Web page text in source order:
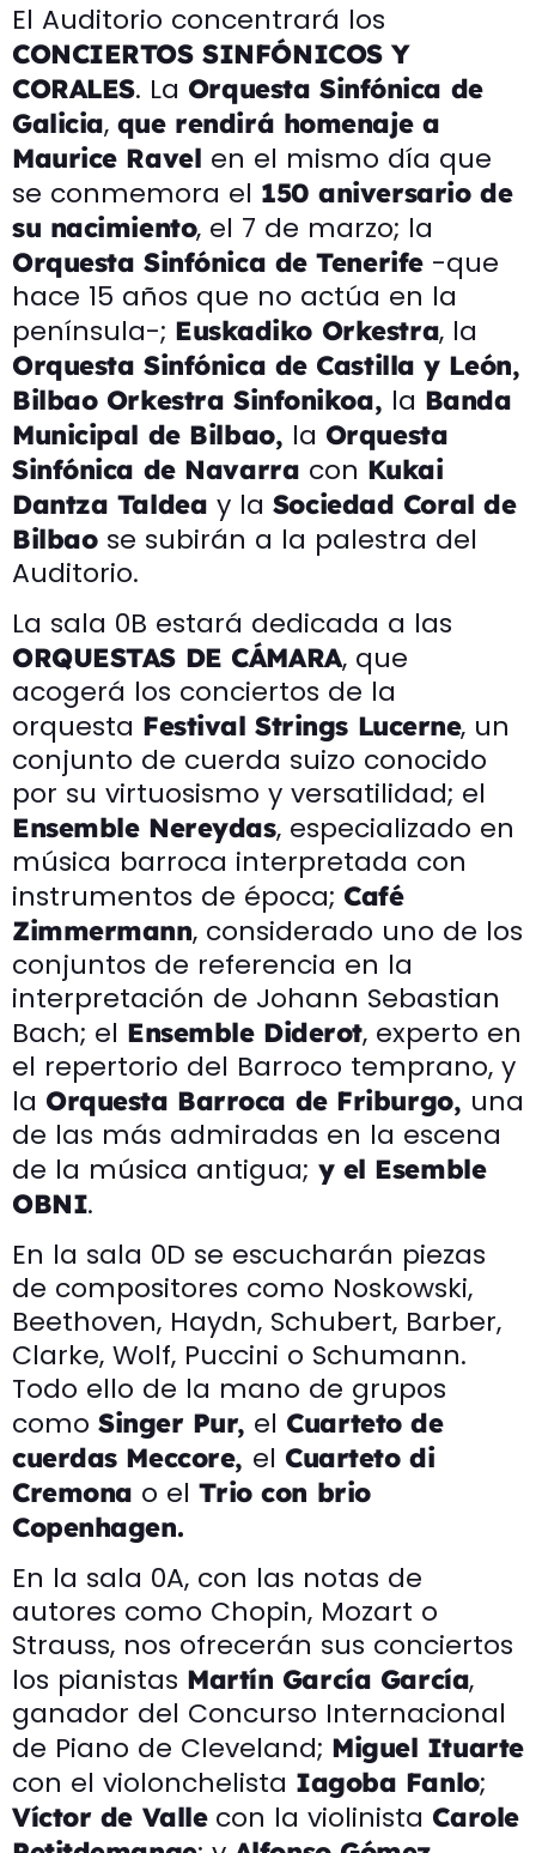
El Auditorio concentrará los
CONCIERTOS SINFÓNICOS Y
CORALES. La Orquesta Sinfónica de
Galicia, que rendirá homenaje a
Maurice Ravel en el mismo día que
se conmemora el 150 aniversario de
su nacimiento, el 7 de marzo; la
Orquesta Sinfónica de Tenerife-que
hace 15 años que no actúa en la
península-; Euskadiko Orkestra, la
Orquesta Sinfónica de Castilla y León,
Bilbao Orkestra Sinfonikoa, la Banda
Municipal de Bilbao, la Orquesta
Sinfónica de Navarra con Kukai
Dantza Taldea y la Sociedad Coral de
Bilbao se subirán a la palestra del
Auditorio.
La sala 0B estará dedicada a las
ORQUESTAS DE CÁMARA, que
acogerá los conciertos de la
orquesta Festival Strings Lucerne, un
conjunto de cuerda suizo conocido
por su virtuosismo y versatilidad; el
Ensemble Nereydas, especializado en
música barroca interpretada con
instrumentos de época; Café
Zimmermann, considerado uno de los
conjuntos de referencia en la
interpretación de Johann Sebastian
Bach; el Ensemble Diderot, experto en
el repertorio del Barroco temprano, y
la Orquesta Barroca de Friburgo, una
de las más admiradas en la escena
de la música antigua; y el Esemble
OBNI.
En la sala 0D se escucharán piezas
de compositores como Noskowski,
Beethoven, Haydn, Schubert, Barber,
Clarke, Wolf, Puccini o Schumann.
Todo ello de la mano de grupos
como Singer Pur, el Cuarteto de
cuerdas Meccore, el Cuarteto di
Cremona o elTrio con brio
Copenhagen.
En la sala 0A, con las notas de
autores como Chopin, Mozart o
Strauss, nos ofrecerán sus conciertos
los pianistas Martín García García,
ganador del Concurso Internacional
de Piano de Cleveland; Miguel Ituarte
con el violonchelista Iagoba Fanlo;
Víctor de Vallecon la violinista Carole